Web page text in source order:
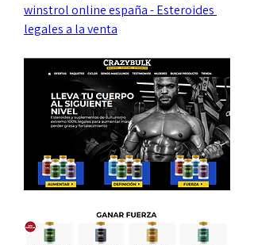
winstrol online españa - Esteroides
legales a la venta